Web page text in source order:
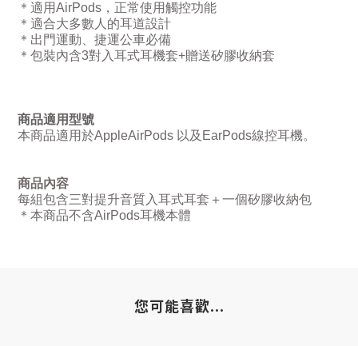
＊適用AirPods ，正常使用觸控功能
＊適合大多數人的耳道設計
＊出門運動、捷運公車必備
＊包裝內含3對入耳式耳機套+贈送矽膠收納套
商品適用型號
本商品適用於AppleAirPods 以及 EarPods線控耳機。
商品內容
每組包含三對提升音質入耳式耳套＋一個矽膠收納包
＊本商品不含AirPods耳機本體
您可能喜歡...